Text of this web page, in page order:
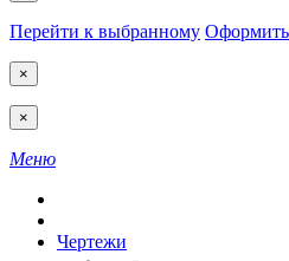
Перейти к выбранному Оформить
×
×
Меню
Чертежи